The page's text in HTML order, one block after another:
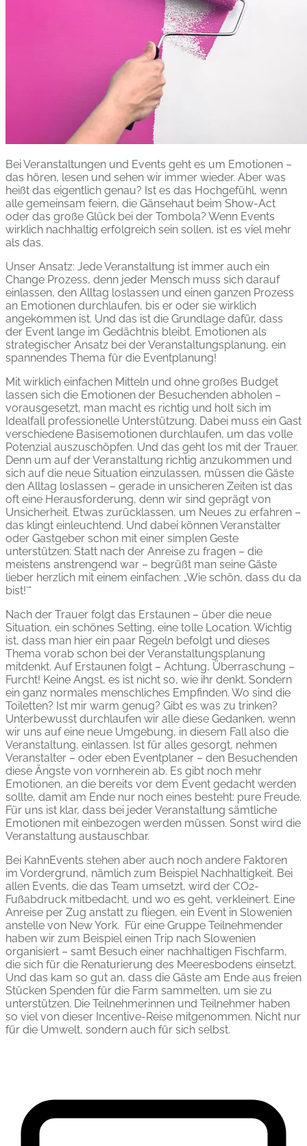
Bei Veranstaltungen und Events geht es um Emotionen –
das hören, lesen und sehen wir immer wieder. Aber was
heißt das eigentlich genau? Ist es das Hochgefühl, wenn
alle gemeinsam feiern, die Gänsehaut beim Show-Act
oder das große Glück bei der Tombola? Wenn Events
wirklich nachhaltig erfolgreich sein sollen, ist es viel mehr
als das.
Unser Ansatz: Jede Veranstaltung ist immer auch ein
Change Prozess, denn jeder Mensch muss sich darauf
einlassen, den Alltag loslassen und einen ganzen Prozess
an Emotionen durchlaufen, bis er oder sie wirklich
angekommen ist. Und das ist die Grundlage dafür, dass
der Event lange im Gedächtnis bleibt. Emotionen als
strategischer Ansatz bei der Veranstaltungsplanung, ein
spannendes Thema für die Eventplanung!
Mit wirklich einfachen Mitteln und ohne großes Budget
lassen sich die Emotionen der Besuchenden abholen –
vorausgesetzt, man macht es richtig und holt sich im
Idealfall professionelle Unterstützung. Dabei muss ein Gast
verschiedene Basisemotionen durchlaufen, um das volle
Potenzial auszuschöpfen. Und das geht los mit der Trauer.
Denn um auf der Veranstaltung richtig anzukommen und
sich auf die neue Situation einzulassen, müssen die Gäste
den Alltag loslassen – gerade in unsicheren Zeiten ist das
oft eine Herausforderung, denn wir sind geprägt von
Unsicherheit. Etwas zurücklassen, um Neues zu erfahren –
das klingt einleuchtend. Und dabei können Veranstalter
oder Gastgeber schon mit einer simplen Geste
unterstützen: Statt nach der Anreise zu fragen – die
meistens anstrengend war – begrüßt man seine Gäste
lieber herzlich mit einem einfachen: „Wie schön, dass du da
bist!‘“
Nach der Trauer folgt das Erstaunen – über die neue
Situation, ein schönes Setting, eine tolle Location. Wichtig
ist, dass man hier ein paar Regeln befolgt und dieses
Thema vorab schon bei der Veranstaltungsplanung
mitdenkt. Auf Erstaunen folgt – Achtung, Überraschung –
Furcht! Keine Angst, es ist nicht so, wie ihr denkt. Sondern
ein ganz normales menschliches Empfinden. Wo sind die
Toiletten? Ist mir warm genug? Gibt es was zu trinken?
Unterbewusst durchlaufen wir alle diese Gedanken, wenn
wir uns auf eine neue Umgebung, in diesem Fall also die
Veranstaltung, einlassen. Ist für alles gesorgt, nehmen
Veranstalter – oder eben Eventplaner – den Besuchenden
diese Ängste von vornherein ab. Es gibt noch mehr
Emotionen, an die bereits vor dem Event gedacht werden
sollte, damit am Ende nur noch eines besteht: pure Freude.
Für uns ist klar, dass bei jeder Veranstaltung sämtliche
Emotionen mit einbezogen werden müssen. Sonst wird die
Veranstaltung austauschbar.
Bei KahnEvents stehen aber auch noch andere Faktoren
im Vordergrund, nämlich zum Beispiel Nachhaltigkeit. Bei
allen Events, die das Team umsetzt, wird der CO2-
Fußabdruck mitbedacht, und wo es geht, verkleinert. Eine
Anreise per Zug anstatt zu fliegen, ein Event in Slowenien
anstelle von New York. Für eine Gruppe Teilnehmender
haben wir zum Beispiel einen Trip nach Slowenien
organisiert – samt Besuch einer nachhaltigen Fischfarm,
die sich für die Renaturierung des Meeresbodens einsetzt.
Und das kam so gut an, dass die Gäste am Ende aus freien
Stücken Spenden für die Farm sammelten, um sie zu
unterstützen. Die Teilnehmerinnen und Teilnehmer haben
so viel von dieser Incentive-Reise mitgenommen. Nicht nur
für die Umwelt, sondern auch für sich selbst.